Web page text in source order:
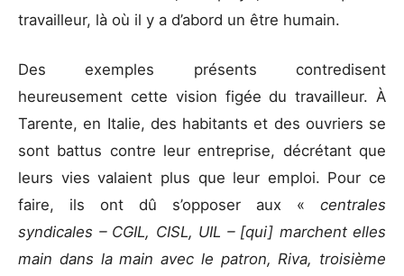
travailleur, là où il y a d’abord un être humain.
Des exemples présents contredisent
heureusement cette vision figée du travailleur. À
Tarente, en Italie, des habitants et des ouvriers se
sont battus contre leur entreprise, décrétant que
leurs vies valaient plus que leur emploi. Pour ce
faire, ils ont dû s’opposer aux « centrales
syndicales – CGIL, CISL, UIL – [qui] marchent elles
main dans la main avec le patron, Riva, troisième